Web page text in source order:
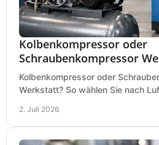
Kolbenkompressor oder
Schraubenkompressor
Kolbenkompressor oder
Werkstatt? So wählen Sie nach
2. Juli 2026